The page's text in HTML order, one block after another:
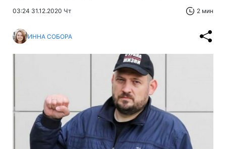
03:24 31.12.2020 Чт 2 мин
ИННА СОБОРА